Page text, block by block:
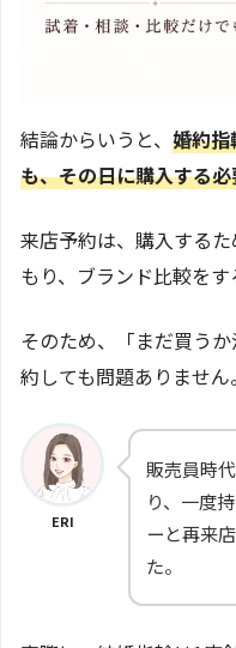
結論からいうと、 婚約指
も、その日に購入する
来店予約は、購入する
もり、ブランド比較をす
そのため、「まだ買う
約しても問題ありません。
ERI
販売員時
り、一度
ーと再来
た。